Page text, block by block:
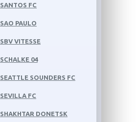
SANTOS FC
SAO PAULO
SBV VITESSE
SCHALKE 04
SEATTLE SOUNDERS FC
SEVILLA FC
SHAKHTAR DONETSK